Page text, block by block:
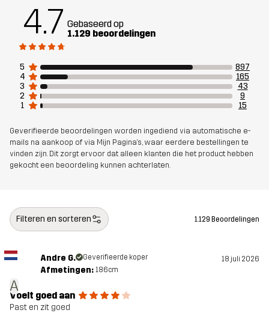
4.7 Gebaseerd op
1.129 beoordelingen
5
897
4
165
3
43
2
9
1
15
Geverifieerde beoordelingen worden ingediend via automatische e-
mails na aankoop of via Mijn Pagina's, waar eerdere bestellingen te
vinden zijn. Dit zorgt ervoor dat alleen klanten die het product hebben
gekocht een beoordeling kunnen achterlaten.
Filteren en sorteren 1.129 Beoordelingen
A
Andre G. Geverifieerde koper 18 juli 2026
Afmetingen: 186cm
Voelt goed aan
Past en zit goed